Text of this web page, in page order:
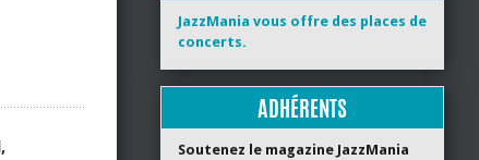
JazzMania vous offre des places de
concerts.
ADHÉRENTS
Soutenez le magazine JazzMania